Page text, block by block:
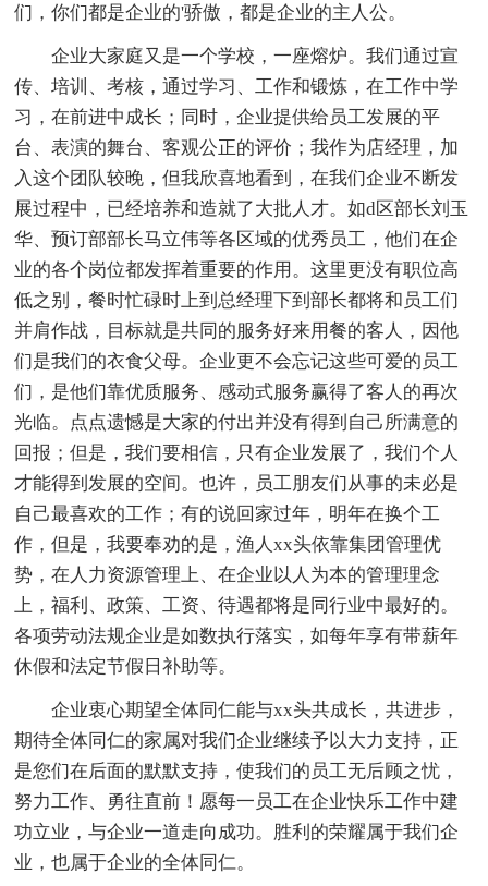
们，你们都是企业的'骄傲，都是企业的主人公。
企业大家庭又是一个学校，一座熔炉。我们通过宣
传、培训、考核，通过学习、工作和锻炼，在工作中学
习，在前进中成长；同时，企业提供给员工发展的平
台、表演的舞台、客观公正的评价；我作为店经理，加
入这个团队较晚，但我欣喜地看到，在我们企业不断发
展过程中，已经培养和造就了大批人才。如d区部长刘玉
华、预订部部长马立伟等各区域的优秀员工，他们在企
业的各个岗位都发挥着重要的作用。这里更没有职位高
低之别，餐时忙碌时上到总经理下到部长都将和员工们
并肩作战，目标就是共同的服务好来用餐的客人，因他
们是我们的衣食父母。企业更不会忘记这些可爱的员工
们，是他们靠优质服务、感动式服务赢得了客人的再次
光临。点点遗憾是大家的付出并没有得到自己所满意的
回报；但是，我们要相信，只有企业发展了，我们个人
才能得到发展的空间。也许，员工朋友们从事的未必是
自己最喜欢的工作；有的说回家过年，明年在换个工
作，但是，我要奉劝的是，渔人xx头依靠集团管理优
势，在人力资源管理上、在企业以人为本的管理理念
上，福利、政策、工资、待遇都将是同行业中最好的。
各项劳动法规企业是如数执行落实，如每年享有带薪年
休假和法定节假日补助等。
企业衷心期望全体同仁能与xx头共成长，共进步，
期待全体同仁的家属对我们企业继续予以大力支持，正
是您们在后面的默默支持，使我们的员工无后顾之忧，
努力工作、勇往直前！愿每一员工在企业快乐工作中建
功立业，与企业一道走向成功。胜利的荣耀属于我们企
业，也属于企业的全体同仁。